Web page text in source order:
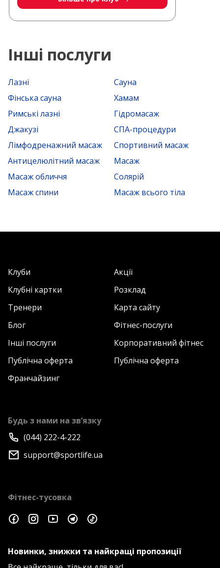
Інші послуги
Лазні
Сауна
Фінська сауна
Хамам
Римські лазні
Гідромасаж
Джакузі
СПА-процедури
Лімфодренажний масаж
Спортивний масаж
Антицелюлітний масаж
Масаж
Масаж обличчя
Солярій
Масаж спини
Масаж всього тіла
Клуби
Акції
Клубні картки
Розклад
Тренери
Карта сайту
Блог
Фітнес-послуги
Інші послуги
Корпоративний фітнес
Публічна оферта
Публічна оферта
Франчайзинг
Будь з нами на зв’язку
(044) 222-4-222
support@sportlife.ua
Фітнес-тусовка
Новинки, знижки та найкращі пропозиції